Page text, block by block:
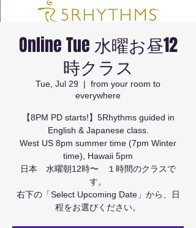
Online Tue 水曜お昼12
時クラス
Tue, Jul 29
  |
from your room to
everywhere
【8PM PD starts!】5Rhythms guided in
English & Japanese class.
West US 8pm summer time (7pm Winter
time), Hawaii 5pm
日本 水曜朝12時〜 １時間のクラスで
す。
右下の「Select Upcoming Date」から、日
程をお選びください。